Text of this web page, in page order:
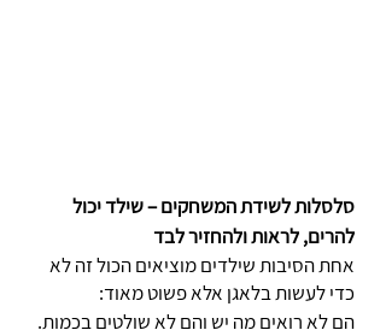
סלסלות לשידת המשחקים – שילד יכול
להרים, לראות ולהחזיר לבד
אחת הסיבות שילדים מוציאים הכול זה לא
כדי לעשות בלאגן אלא פשוט מאוד:
הם לא רואים מה יש והם לא שולטים בכמות.